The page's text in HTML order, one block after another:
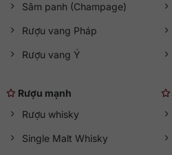
Sâm panh (Champage)
Rượu vang Pháp
Rượu vang Ý
Rượu mạnh
Rượu whisky
Single Malt Whisky